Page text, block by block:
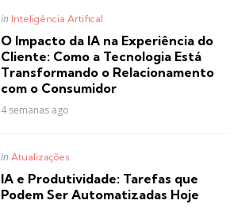
Posted
in Inteligência Artifical
O Impacto da IA na Experiência do
Cliente: Como a Tecnologia Está
Transformando o Relacionamento
com o Consumidor
4 semanas ago
Posted
in Atualizações
IA e Produtividade: Tarefas que
Podem Ser Automatizadas Hoje